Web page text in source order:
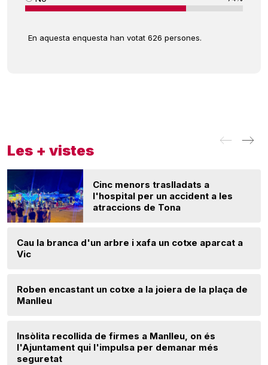
En aquesta enquesta han votat 626 persones.
Les + vistes
Cinc menors traslladats a
l'hospital per un accident a les
atraccions de Tona
Cau la branca d'un arbre i xafa un cotxe aparcat a
Vic
Roben encastant un cotxe a la joiera de la plaça de
Manlleu
Insòlita recollida de firmes a Manlleu, on és
l'Ajuntament qui l'impulsa per demanar més
seguretat